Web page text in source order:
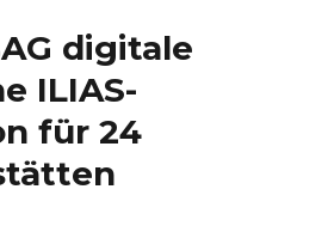
digitale
ILIAS-
für 24